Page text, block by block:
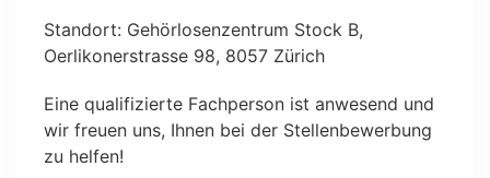
Standort: Gehörlosenzentrum Stock B,
Oerlikonerstrasse 98, 8057 Zürich
Eine qualifizierte Fachperson ist anwesend und
wir freuen uns, Ihnen bei der Stellenbewerbung
zu helfen!